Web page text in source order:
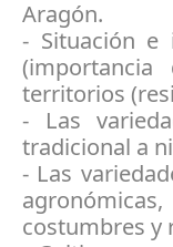
Aragón.
- Situación e
territorios
- Las
tradicional a
- Las
costumbres y